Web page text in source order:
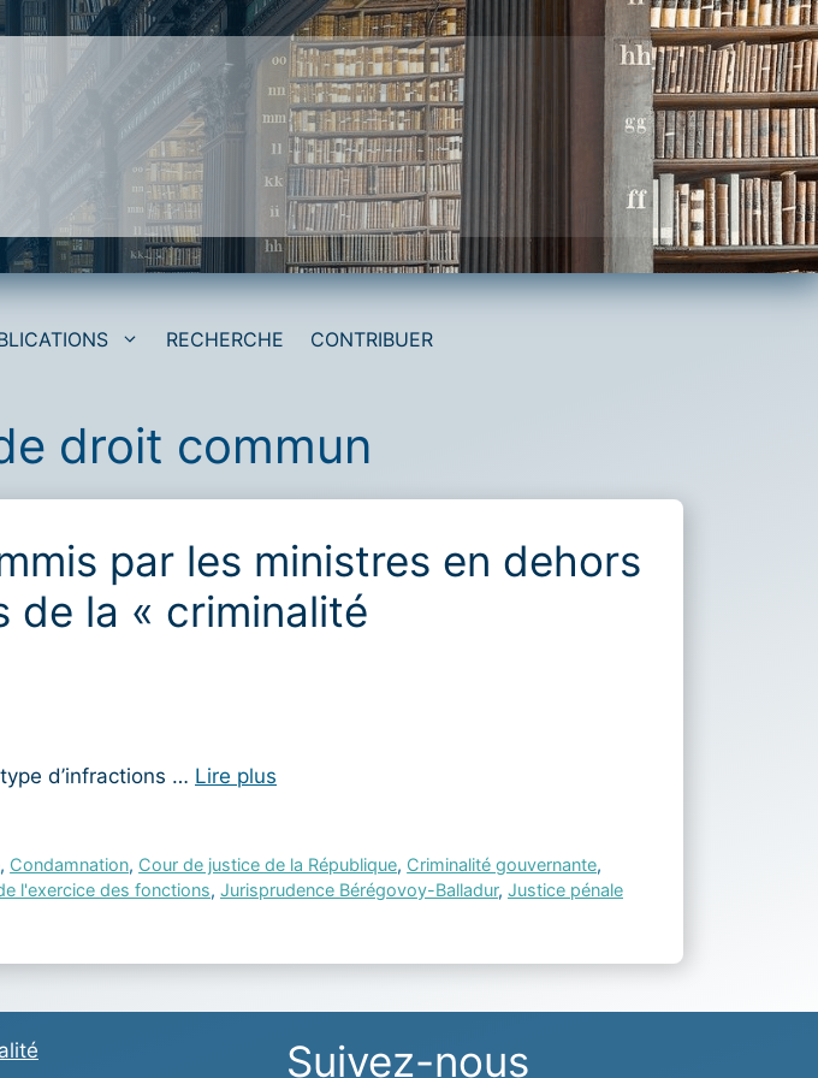
RECHERCHE CONTRIBUER
droit commun
par les ministres en dehors
de la « criminalité
d’infractions … Lire plus
, Condamnation, Cour de justice de la République, Criminalité gouvernante,
l'exercice des fonctions, Jurisprudence Bérégovoy-Balladur, Justice pénale
Suivez-nous